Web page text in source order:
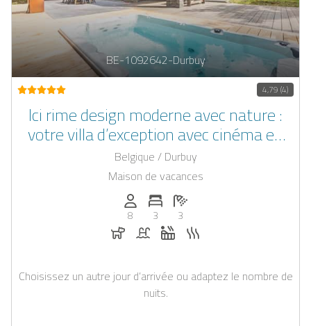
BE-1092642-Durbuy
4,79 (4)
Ici rime design moderne avec nature :
votre villa d’exception avec cinéma en
plein air, sauna en bois et jacuzzi, au
cœur des Ardennes près de Durbuy
Belgique / Durbuy
Maison de vacances
Personnes (max): 8
8
Nombre de chambres: 3
3
Nombre de salles de bain: 3
3
Chiens autorisés
Piscine Jacuzzi
Choisissez un autre jour d’arrivée ou adaptez le nombre de
nuits.